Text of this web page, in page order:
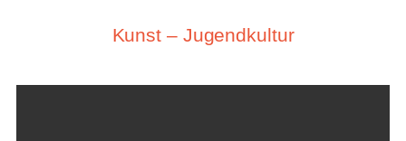
Kunst – Jugendkultur